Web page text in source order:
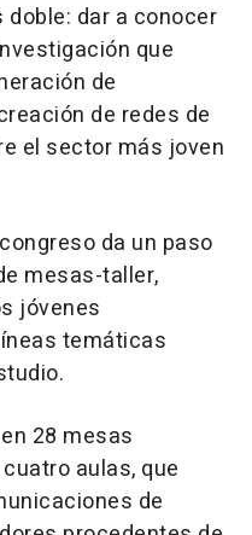
dar a conocer
que
de
de redes de
el sector más joven
da un paso
mesas-taller,
jóvenes
temáticas
28 mesas
aulas, que
de